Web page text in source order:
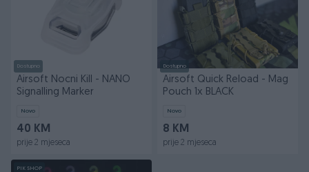
Dostupno
Airsoft Nocni Kill - NANO
Signalling Marker
Novo
40 KM
prije 2 mjeseca
Dostupno
Airsoft Quick Reload - Mag
Pouch 1x BLACK
Novo
8 KM
prije 2 mjeseca
PIK SHOP